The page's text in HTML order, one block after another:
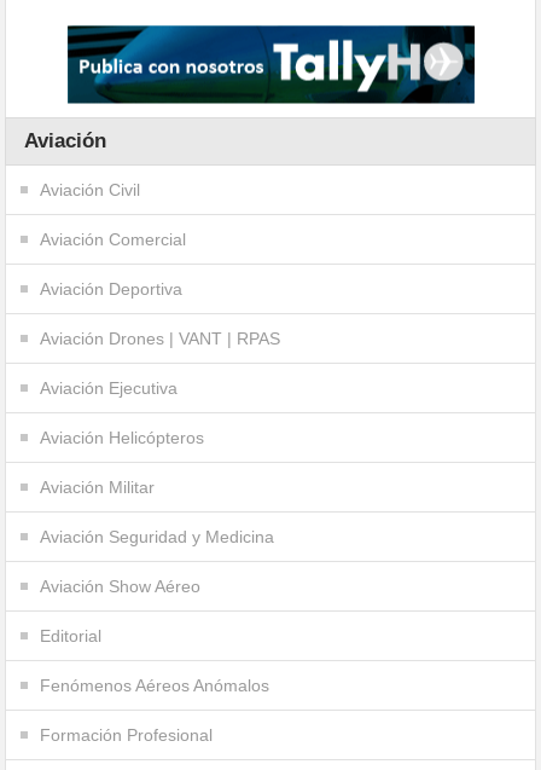
Aviación
Aviación Civil
Aviación Comercial
Aviación Deportiva
Aviación Drones | VANT | RPAS
Aviación Ejecutiva
Aviación Helicópteros
Aviación Militar
Aviación Seguridad y Medicina
Aviación Show Aéreo
Editorial
Fenómenos Aéreos Anómalos
Formación Profesional